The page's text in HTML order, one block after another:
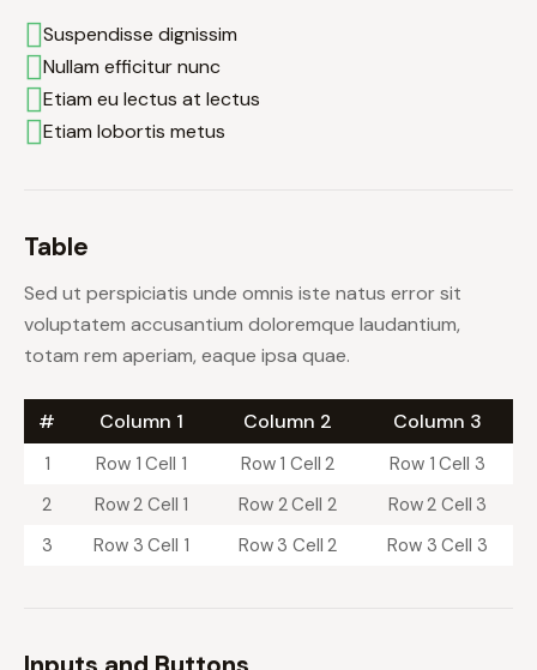
Suspendisse dignissim
Nullam efficitur nunc
Etiam eu lectus at lectus
Etiam lobortis metus
Table
Sed ut perspiciatis unde omnis iste natus error sit
voluptatem accusantium doloremque laudantium,
totam rem aperiam, eaque ipsa quae.
# Column 1 Column 2 Column 3
1 Row 1 Cell 1 Row 1 Cell 2
Row 1 Cell 3
2
Row 2 Cell 1 Row 2 Cell 2
Row 2 Cell 3
3
Row 3 Cell 1 Row 3 Cell 2 Row 3 Cell 3